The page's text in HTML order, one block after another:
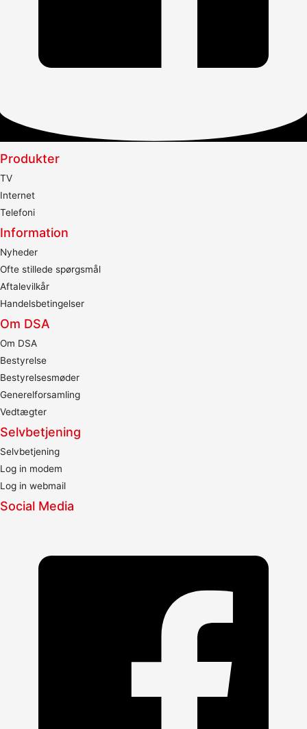
Produkter
TV
Internet
Telefoni
Information
Nyheder
Ofte stillede spørgsmål
Aftalevilkår
Handelsbetingelser
Om DSA
Om DSA
Bestyrelse
Bestyrelsesmøder
Generelforsamling
Vedtægter
Selvbetjening
Selvbetjening
Log in modem
Log in webmail
Social Media